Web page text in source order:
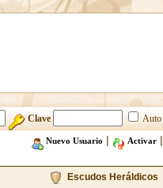
Clave Auto
Nuevo Usuario | Activar|
Escudos Heráldicos